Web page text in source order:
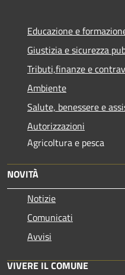
Educazione e
Giustizia e sicurezza
Tributi,finanze e
Ambiente
Salute, benessere e
Autorizzazioni
Agricoltura e pesca
NOVITÀ
Notizie
Comunicati
Avvisi
VIVERE IL COMUNE